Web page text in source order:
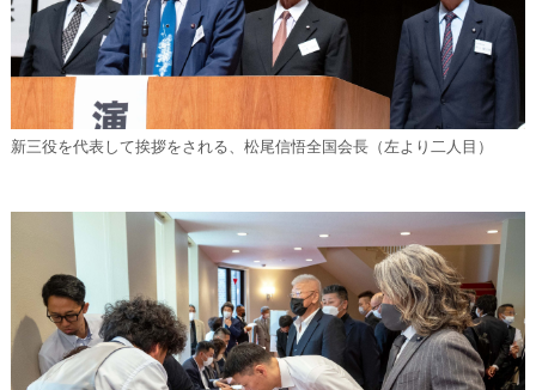
新三役を代表して挨拶をされる、松尾信悟全国会長（左より二人目）